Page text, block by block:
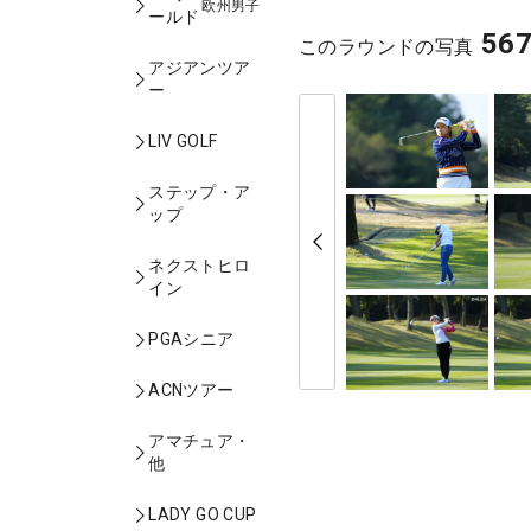
ールド
欧州男子
アジアンツア
ー
LIV GOLF
ステップ・ア
ップ
ネクストヒロ
イン
PGAシニア
ACNツアー
アマチュア・
他
LADY GO CUP
このラウンドの写真